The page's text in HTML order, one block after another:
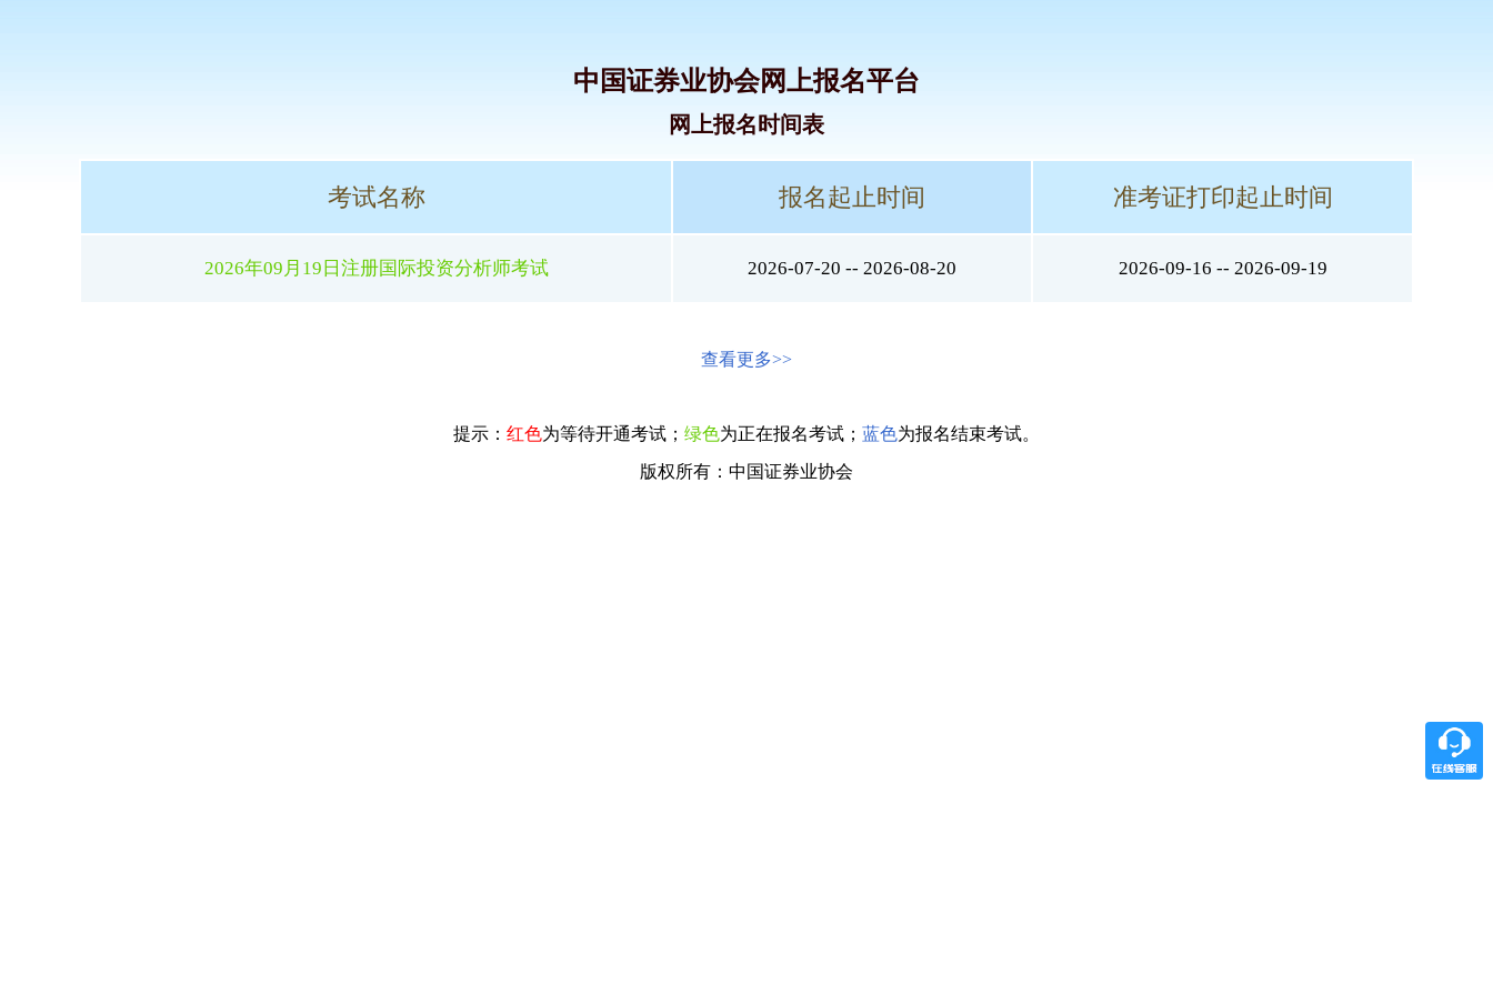
中国证券业协会网上报名平台
网上报名时间表
考试名称 报名起止时间 准考证打印起止时间
2026年09月19日注册国际投资分析师考试 2026-07-20 -- 2026-08-20 2026-09-16 -- 2026-09-19
查看更多>>
提示： 红色为等待开通考试； 绿色为正在报名考试； 蓝色为报名结束考试。
版权所有：中国证券业协会